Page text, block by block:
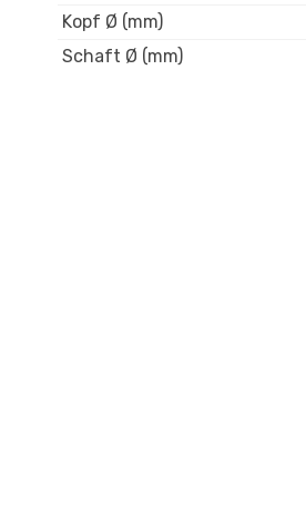
Kopf Ø (mm)
Schaft Ø (mm)